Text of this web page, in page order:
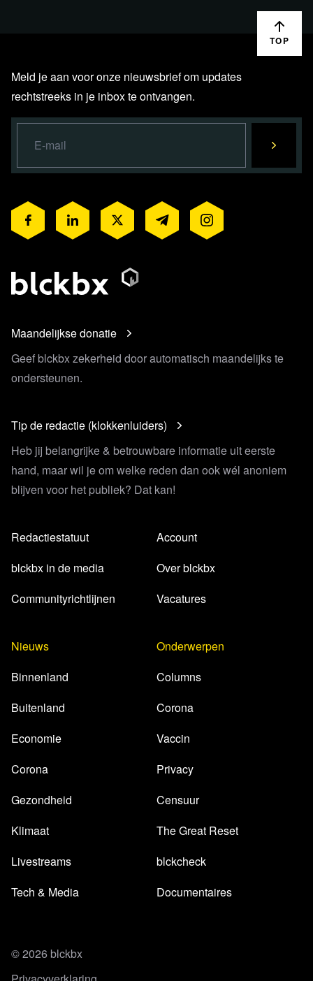
TOP
Meld je aan voor onze nieuwsbrief om updates
rechtstreeks in je inbox te ontvangen.
Maandelijkse donatie
Geef blckbx zekerheid door automatisch maandelijks te
ondersteunen.
Tip de redactie (klokkenluiders)
Heb jij belangrijke & betrouwbare informatie uit eerste
hand, maar wil je om welke reden dan ook wél anoniem
blijven voor het publiek? Dat kan!
Redactiestatuut
blckbx in de media
Communityrichtlijnen
Account
Over blckbx
Vacatures
Nieuws
Binnenland
Buitenland
Economie
Corona
Gezondheid
Klimaat
Livestreams
Tech & Media
Onderwerpen
Columns
Corona
Vaccin
Privacy
Censuur
The Great Reset
blckcheck
Documentaires
© 2026 blckbx